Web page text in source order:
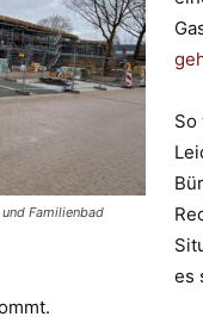
Familienbad
So
es